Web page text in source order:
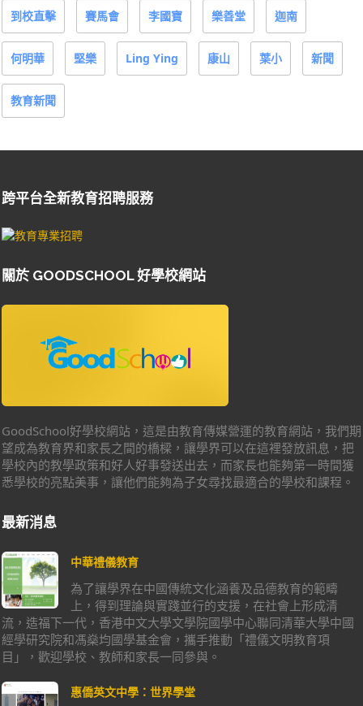
到校直擊 賽馬會 李國寶 樂善堂 迦南
何明華 堅樂 Ling Ying 康山 葉小 新聞
教育新聞
跨平台全新教育招聘服務
關於 GOODSCHOOL 好學校網站
GoodSchool好學校網站，這是由教育傳媒營運的教育網站，我們期
望成為教育界和家長之間的橋樑，讓學界可以在這裡發放訊息，把
學校內的教學政策和好人好事發送出去，而家長也能夠第一時間獲
悉學校的亮點美事，讓他們能夠為子女尋找最適合的學校和課程。
最新消息
中華禮儀教育
為了讓學界在中國傳統文化涵養及品德教育的範疇
上，得到理論與實踐並行的支援，在社會上形成清
流，造福下一代，香港中文大學文學院國學中心聯同清華大學中國
經學研究院和馮燊均國學基金會，攜手推動「禮儀文明教育項
目」，歡迎學校、教師和家長一同參與。
惠僑英文中學：世界學堂